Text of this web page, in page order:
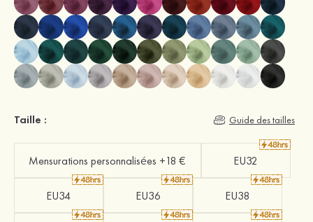
Taille : Guide des tailles
Mensurations personnalisées +18 € EU32
EU34 EU36 EU38